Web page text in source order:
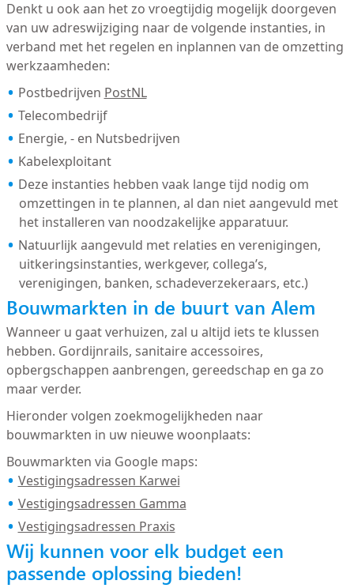
Denkt u ook aan het zo vroegtijdig mogelijk doorgeven
van uw adreswijziging naar de volgende instanties, in
verband met het regelen en inplannen van de omzetting
werkzaamheden:
Postbedrijven PostNL
Telecombedrijf
Energie, - en Nutsbedrijven
Kabelexploitant
Deze instanties hebben vaak lange tijd nodig om
omzettingen in te plannen, al dan niet aangevuld met
het installeren van noodzakelijke apparatuur.
Natuurlijk aangevuld met relaties en verenigingen,
uitkeringsinstanties, werkgever, collega’s,
verenigingen, banken, schadeverzekeraars, etc.)
Bouwmarkten in de buurt van Alem
Wanneer u gaat verhuizen, zal u altijd iets te klussen
hebben. Gordijnrails, sanitaire accessoires,
opbergschappen aanbrengen, gereedschap en ga zo
maar verder.
Hieronder volgen zoekmogelijkheden naar
bouwmarkten in uw nieuwe woonplaats:
Bouwmarkten via Google maps:
Vestigingsadressen Karwei
Vestigingsadressen Gamma
Vestigingsadressen Praxis
Wij kunnen voor elk budget een
passende oplossing bieden!